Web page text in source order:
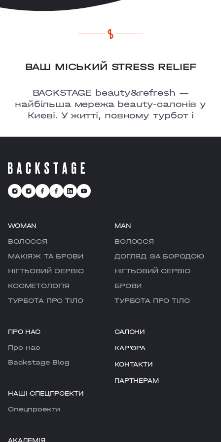
ВАШ МІСЬКИЙ STRESS RELIEF
BACKSTAGE beauty&refresh —
найбільша мережа beauty-салонів у
Києві. У житті, повному турбот і
де є можливість перезавантажитися
WOMAN
ВОЛОССЯ
МАКІЯЖ ТА БРОВИ
НІГТЬОВИЙ СЕРВІС
КОСМЕТОЛОГІЯ
ТУРБОТА ПРО ТІЛО
MAN
ВОЛОССЯ
ДОГЛЯД ЗА БОРОДОЮ
НІГТЬОВИЙ СЕРВІС
БРОВИ
ТУРБОТА ПРО ТІЛО
ПРО НАС
Про нас
Backstage Blog
НАШІ СПЕЦПРОЕКТИ
Cпецпроекти
САЛОНИ
КАРʼЄРА
КОНТАКТИ
ПАРТНЕРАМ
АКАДЕМІЯ